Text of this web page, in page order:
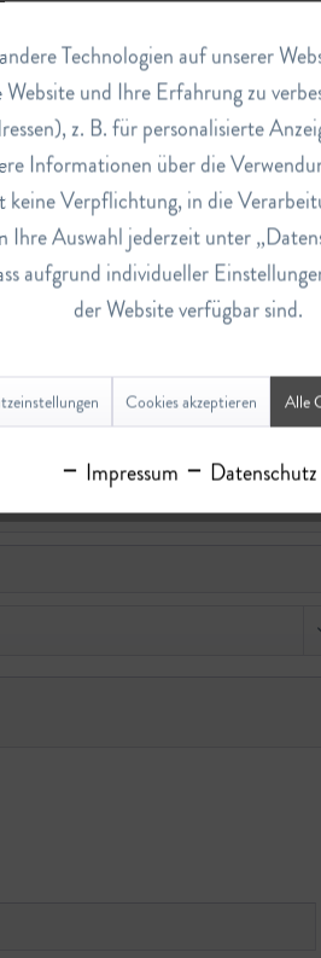
Technologien auf unserer
und Ihre Erfahrung zu
z. B. für personalisierte
Informationen über die
keine Verpflichtung, in die
Ihre Auswahl jederzeit unter
aufgrund individueller
der Website verfügbar sind.
Cookies akzeptieren Alle
Impressum Datenschutz